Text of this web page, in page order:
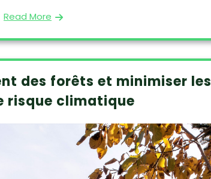
Read More
des forêts et minimiser les
risque climatique